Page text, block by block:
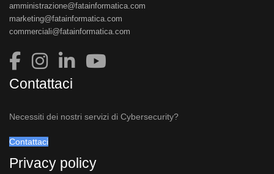
amministrazione@fatainformatica.com
marketing@fatainformatica.com
commerciali@fatainformatica.com
Contattaci
Necessiti dei nostri servizi di Cybersecurity?
Contattaci
Privacy policy